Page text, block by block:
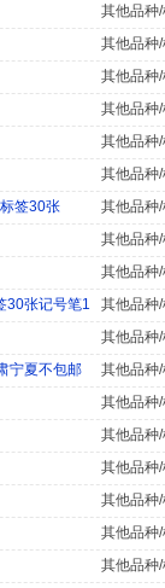
其他品种
其他品种
其他品种
其他品种
其他品种
其他品种
签30张
其他品种
其他品种
其他品种
30张记号笔1
其他品种
其他品种
宁夏不包邮
其他品种
其他品种
其他品种
其他品种
其他品种
其他品种
其他品种